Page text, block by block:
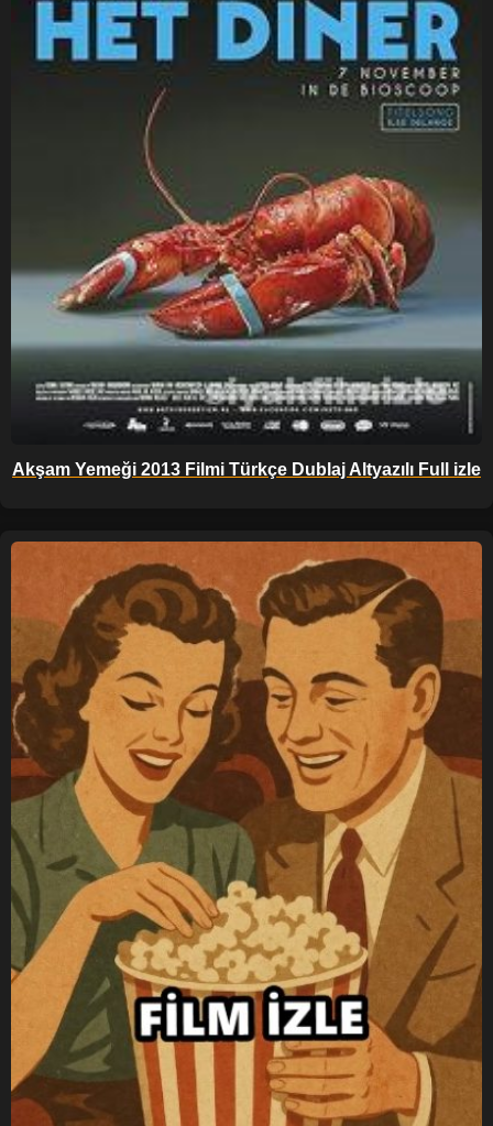
Akşam Yemeği 2013 Filmi Türkçe Dublaj Altyazılı Full izle